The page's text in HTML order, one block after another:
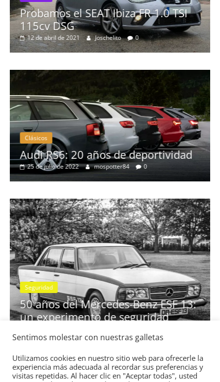
TSI
Pruebas
Joschelito 0
Clásicos
28 de junio de 2022 mospotter84 0
ESF 13:
Seguridad Vídeo
El Mazda CX-5 2022 logra la
nota en las pruebas de
IIHS
11 de noviembre de 2021 mospotter84
Sentimos molestar con nuestras galletas
Utilizamos cookies en nuestro sitio web para ofrecerle la
experiencia más adecuada al recordar sus preferencias y
visitas repetidas. Al hacer clic en "Aceptar todas", usted